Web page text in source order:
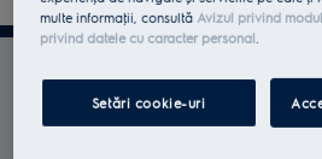
Profită la maxim
Electrolux
multe informaţii, consultă Avizul privind
privind datele cu caracter personal.
Setări cookie-uri